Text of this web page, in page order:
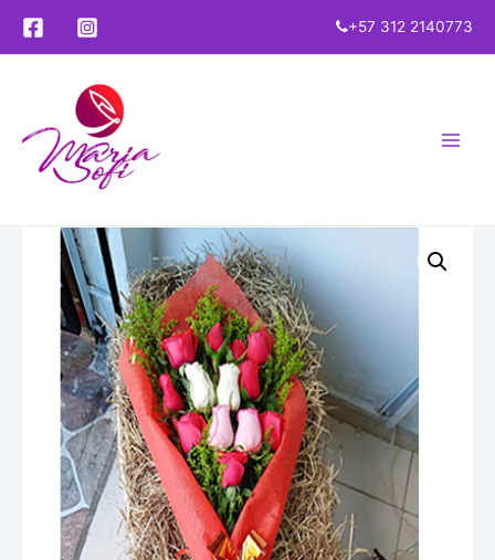
+57 312 2140773